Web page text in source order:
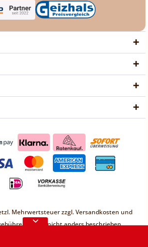
sind keine
möglich.
Mehrwertsteuer zzgl.Versandkosten und
wenn nicht anders beschrieben